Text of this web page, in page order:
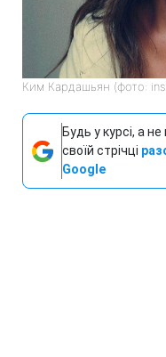
Ким Кардашьян (фото:
Будь у курсі, а
своїй стрічці
Google